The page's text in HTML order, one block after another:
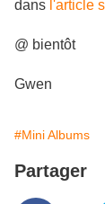
dans l'article
@ bientôt
Gwen
#Mini Albums
Partager